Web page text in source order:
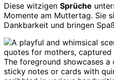
Diese witzigen Sprüche
Momente am Muttertag. Sie
Dankbarkeit und bringen